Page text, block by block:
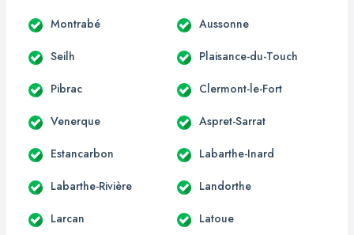
Montrabé Aussonne
Seilh Plaisance-du-Touch
Pibrac Clermont-le-Fort
Venerque Aspret-Sarrat
Estancarbon Labarthe-Inard
Labarthe-Rivière Landorthe
Larcan Latoue